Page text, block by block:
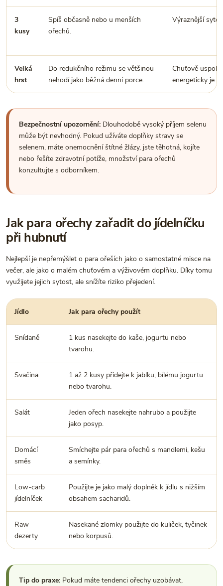
3
kusy
Spíš občasně nebo u menších
ořechů.
Výraznější
Velká
hrst
Do redukčního režimu se většinou
nehodí jako běžná denní porce.
Chuťově
energeticky je
Bezpečnostní upozornění: Dlouhodobě vysoký příjem selenu
může být nevhodný. Pokud užíváte doplňky stravy se
selenem, máte onemocnění štítné žlázy, jste těhotná, kojíte
nebo řešíte zdravotní potíže, množství para ořechů
konzultujte s odborníkem.
Jak para ořechy zařadit do jídelníčku
při hubnutí
Nejlepší je nepřemýšlet o para ořeších jako o samostatné misce na
večer, ale jako o malém chuťovém a výživovém doplňku. Díky tomu
využijete jejich sytost, ale snížíte riziko přejedení.
Jídlo Jak para ořechy použít
Snídaně
1 kus nasekejte do kaše, jogurtu nebo
tvarohu.
Svačina
1 až 2 kusy přidejte k jablku, bílému jogurtu
nebo tvarohu.
Salát
Jeden ořech nasekejte nahrubo a použijte
jako posyp.
Domácí
směs
Smíchejte pár para ořechů s mandlemi, kešu
a semínky.
Low-carb
jídelníček
Použijte je jako malý doplněk k jídlu s nižším
obsahem sacharidů.
Raw
dezerty
Nasekané zlomky použijte do kuliček, tyčinek
nebo korpusů.
Tip do praxe: Pokud máte tendenci ořechy uzobávat,